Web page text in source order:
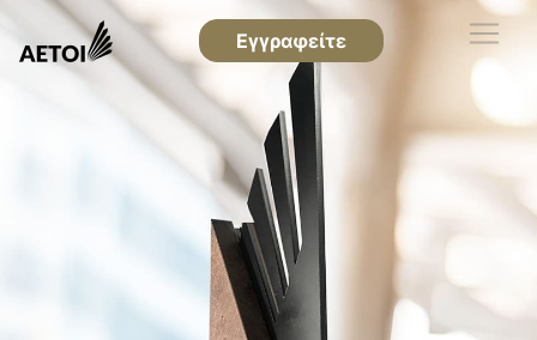
Εγγραφείτε